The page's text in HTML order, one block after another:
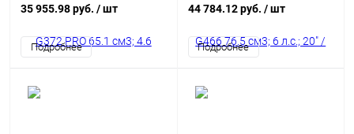
1.5; 68 зв.; 6.40 кг
35 955.98 руб. / шт
Подробнее
8.00 кг
44 784.12 руб. / шт
Подробнее